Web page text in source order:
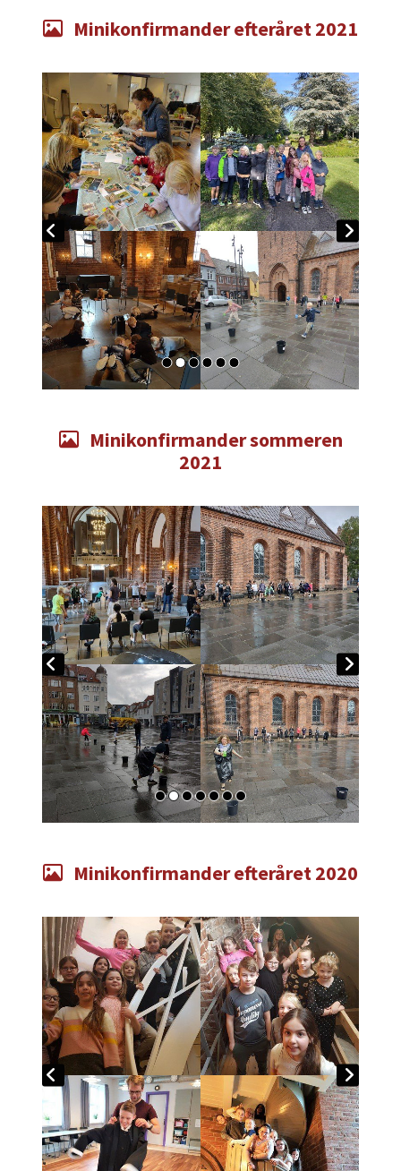
 Minikonfirmander efteråret 2021
Minikonfirmander sommeren
2021
 Minikonfirmander efteråret 2020